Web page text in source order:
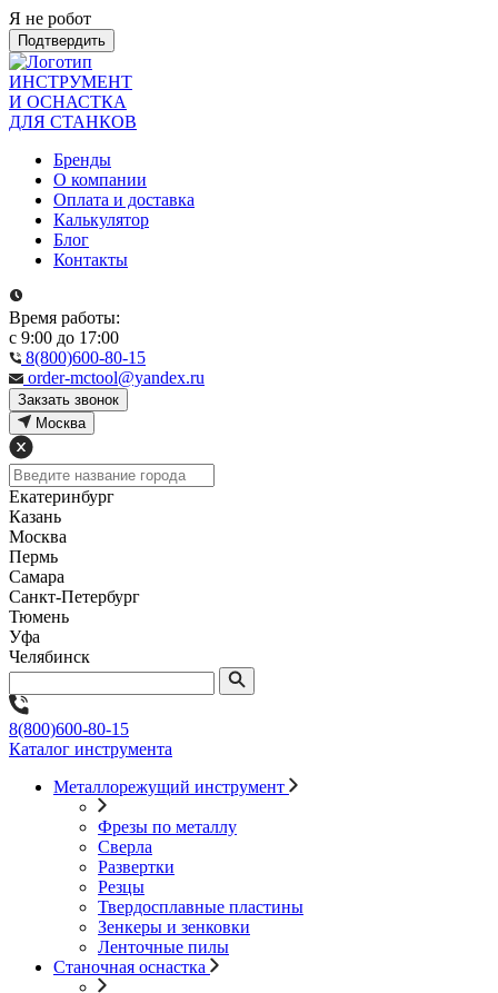
Я не робот
Подтвердить
ИНСТРУМЕНТ
И ОСНАСТКА
ДЛЯ СТАНКОВ
Бренды
О компании
Оплата и доставка
Калькулятор
Блог
Контакты
Время работы:
с 9:00 до 17:00
8(800)600-80-15
order-mctool@yandex.ru
Закзать звонок
Москва
Екатеринбург
Казань
Москва
Пермь
Самара
Санкт-Петербург
Тюмень
Уфа
Челябинск
8(800)600-80-15
Каталог инструмента
Металлорежущий инструмент
Фрезы по металлу
Сверла
Развертки
Резцы
Твердосплавные пластины
Зенкеры и зенковки
Ленточные пилы
Станочная оснастка